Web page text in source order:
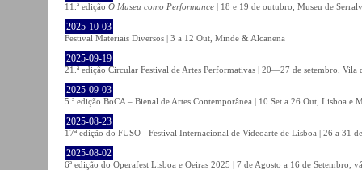
11.ª edição O Museu como Performance | 18 e 19 de outubro, Museu de
2025-10-03
Festival Materiais Diversos | 3 a 12 Out, Minde & Alcanena
2025-09-19
21.ª edição Circular Festival de Artes Performativas | 20—27 de setembro, Vila
2025-09-03
5.ª edição BoCA – Bienal de Artes Contemporânea | 10 Set a 26 Out, Lisboa e
2025-08-23
17ª edição do FUSO - Festival Internacional de Videoarte de Lisboa | 26 a 31
2025-08-02
6ª edição do Operafest Lisboa e Oeiras 2025 | 7 de Agosto a 16 de Setembro,